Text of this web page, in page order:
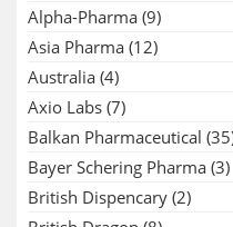
Alpha-Pharma (9)
Asia Pharma (12)
Australia (4)
Axio Labs (7)
Balkan Pharmaceutical
Bayer Schering Pharma (3)
British Dispencary (2)